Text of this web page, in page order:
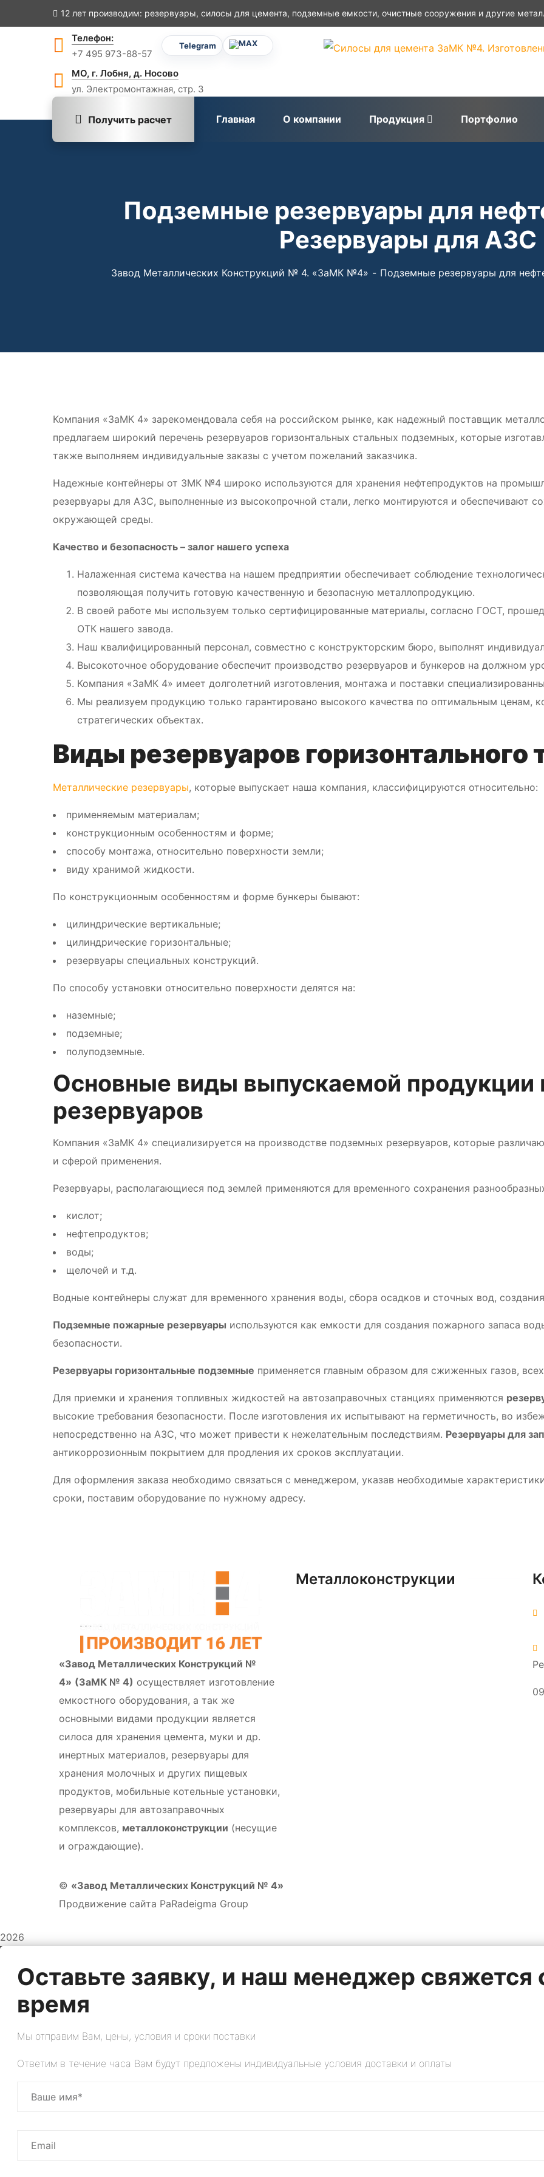
12 лет производим: резервуары, силосы для цемента, подземные емкости, очистные сооружения и другие
Телефон:
+7 495 973-88-57
Telegram
МО, г. Лобня, д. Носово
ул. Электромонтажная, стр. 3
Получить расчет Главная О компании Продукция Портфолио
Подземные резервуары для
Резервуары для АЗС
Завод Металлических Конструкций № 4. «ЗаМК №4» Подземные резервуары для
Компания «ЗаМК 4» зарекомендовала себя на российском рынке, как надежный поставщик
предлагаем широкий перечень резервуаров горизонтальных стальных подземных, которые
также выполняем индивидуальные заказы с учетом пожеланий заказчика.
Надежные контейнеры от ЗМК №4 широко используются для хранения нефтепродуктов на
резервуары для АЗС, выполненные из высокопрочной стали, легко монтируются и обеспечивают
окружающей среды.
Качество и безопасность – залог нашего успеха
Налаженная система качества на нашем предприятии обеспечивает соблюдение
позволяющая получить готовую качественную и безопасную металлопродукцию.
В своей работе мы используем только сертифицированные материалы, согласно ГОСТ,
ОТК нашего завода.
Наш квалифицированный персонал, совместно с конструкторским бюро, выполнят
Высокоточное оборудование обеспечит производство резервуаров и бункеров на должном
Компания «ЗаМК 4» имеет долголетний изготовления, монтажа и поставки
Мы реализуем продукцию только гарантировано высокого качества по оптимальным ценам,
стратегических объектах.
Виды резервуаров горизонтального
Металлические резервуары, которые выпускает наша компания, классифицируются относительно:
применяемым материалам;
конструкционным особенностям и форме;
способу монтажа, относительно поверхности земли;
виду хранимой жидкости.
По конструкционным особенностям и форме бункеры бывают:
цилиндрические вертикальные;
цилиндрические горизонтальные;
резервуары специальных конструкций.
По способу установки относительно поверхности делятся на:
наземные;
подземные;
полуподземные.
Основные виды выпускаемой продукции
резервуаров
Компания «ЗаМК 4» специализируется на производстве подземных резервуаров, которые
и сферой применения.
Резервуары, располагающиеся под землей применяются для временного сохранения
кислот;
нефтепродуктов;
воды;
щелочей и т.д.
Водные контейнеры служат для временного хранения воды, сбора осадков и сточных вод,
Подземные пожарные резервуары используются как емкости для создания пожарного запаса
безопасности.
Резервуары горизонтальные подземные применяется главным образом для сжиженных газов,
Для приемки и хранения топливных жидкостей на автозаправочных станциях применяются
высокие требования безопасности. После изготовления их испытывают на герметичность, во
непосредственно на АЗС, что может привести к нежелательным последствиям. Резервуары для
антикоррозионным покрытием для продления их сроков эксплуатации.
Для оформления заказа необходимо связаться с менеджером, указав необходимые
сроки, поставим оборудование по нужному адресу.
«Завод Металлических Конструкций №
4» (ЗаМК № 4) осуществляет изготовление
емкостного оборудования, а так же
основными видами продукции является
силоса для хранения цемента, муки и др.
инертных материалов, резервуары для
хранения молочных и других пищевых
продуктов, мобильные котельные установки,
резервуары для автозаправочных
комплексов, металлоконструкции (несущие
и ограждающие).
Металлоконструкции
© «Завод Металлических Конструкций № 4»
Продвижение сайта PaRadeigma Group
2026
Оставьте заявку, и наш менеджер
время
Мы отправим Вам, цены, условия и сроки поставки
Ответим в течение часа Вам будут предложены индивидуальные условия доставки и оплаты